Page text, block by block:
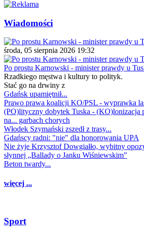
Wiadomości
środa, 05 sierpnia 2026 19:32
Po prostu Karnowski - minister prawdy u
Rzadkiego męstwa i kultury to polityk.
Stać go na drwiny z
Gdańsk upamiętnił...
Prawo prawa koalicji KO/PSL - wyprawka
(PO)lityczny dobytek Tuska - (KO)lonizacja
na... garbach chorych
Włodek Szymański zszedł z trasy...
Gdańscy radni: "nie" dla honorowania UPA
Nie żyje Krzysztof Dowgiałło, wybitny
słynnej „Ballady o Janku Wiśniewskim”
Beton twardy...
więcej ...
Sport